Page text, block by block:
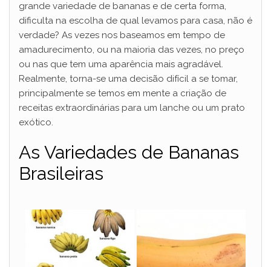
grande variedade de bananas e de certa forma,
dificulta na escolha de qual levamos para casa, não é
verdade? As vezes nos baseamos em tempo de
amadurecimento, ou na maioria das vezes, no preço
ou nas que tem uma aparência mais agradável.
Realmente, torna-se uma decisão difícil a se tomar,
principalmente se temos em mente a criação de
receitas extraordinárias para um lanche ou um prato
exótico.
As Variedades de Bananas
Brasileiras